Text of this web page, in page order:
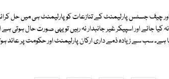
چیف جسٹس پارلیمنٹ کے تنازعات کو پارلیمنٹ ہی میں حل
جائے اور اسپیکر غیر جانبدار نہ رہیں تو یہی صورت حال ہوتی
ہے۔ سب سے زیادہ ذمے داری ارکان پارلیمنٹ اور حکومت پر عائد